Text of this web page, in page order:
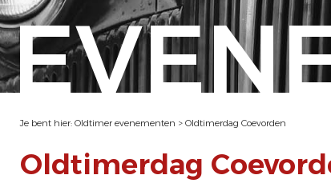
Je bent hier: Oldtimer evenementen > Oldtimerdag Coevorden
Oldtimerdag